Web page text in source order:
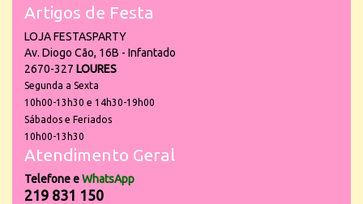
Artigos de Festa
LOJA FESTASPARTY
Av. Diogo Cão, 16B - Infantado
2670-327 LOURES
Segunda a Sexta
10h00-13h30 e 14h30-19h00
Sábados e Feriados
10h00-13h30
Atendimento Geral
Telefone eWhatsApp
219 831 150